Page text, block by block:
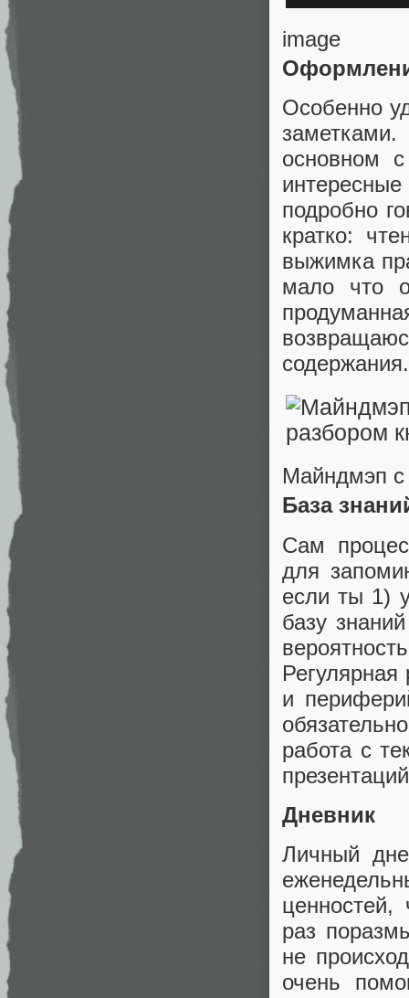
image
Особенно
основном
подробно
кратко:
выжимка
мало что
содержания.
Майндмэп с
База
Сам
для
если ты 1)
базу
Регулярная
и
работа с
Дневник
Личный
ценностей,
раз
не
очень